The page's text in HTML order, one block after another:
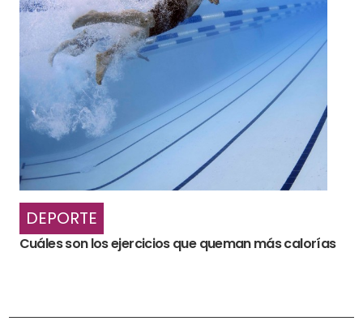
DEPORTE
Cuáles son los ejercicios que queman más calorías